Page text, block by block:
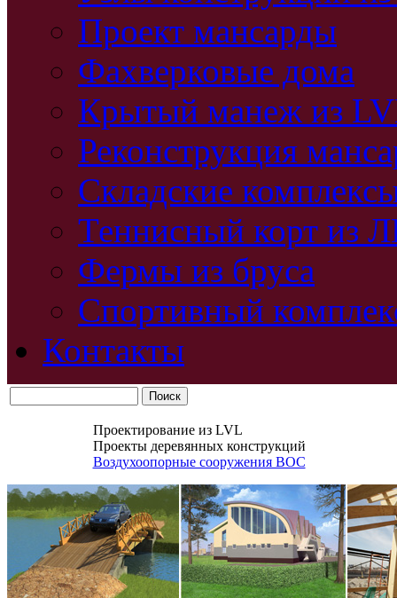
Проект мансарды
Фахверковые дома
Крытый манеж из
Реконструкция
Складские
Теннисный корт из
Фермы из бруса
Спортивный
Контакты
Проектирование из LVL
Проекты деревянных конструкций
Воздухоопорные сооружения ВОС